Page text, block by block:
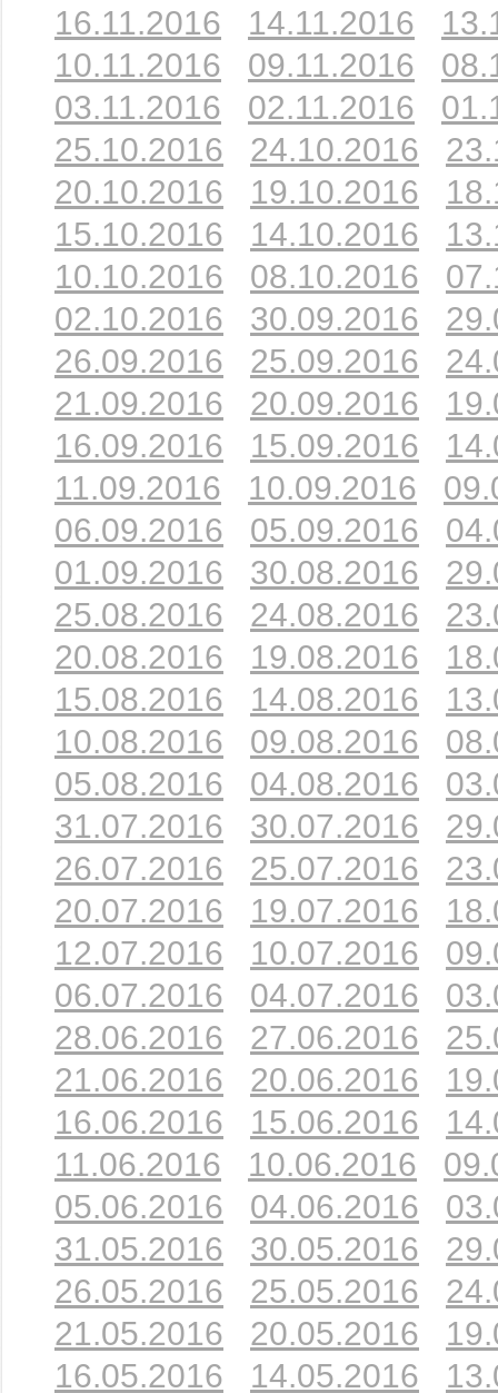
16.11.2016
14.11.2016
10.11.2016
09.11.2016
03.11.2016
02.11.2016
25.10.2016
24.10.2016
20.10.2016
19.10.2016
15.10.2016
14.10.2016
10.10.2016
08.10.2016
02.10.2016
30.09.2016
26.09.2016
25.09.2016
21.09.2016
20.09.2016
16.09.2016
15.09.2016
11.09.2016
10.09.2016
06.09.2016
05.09.2016
01.09.2016
30.08.2016
25.08.2016
24.08.2016
20.08.2016
19.08.2016
15.08.2016
14.08.2016
10.08.2016
09.08.2016
05.08.2016
04.08.2016
31.07.2016
30.07.2016
26.07.2016
25.07.2016
20.07.2016
19.07.2016
12.07.2016
10.07.2016
06.07.2016
04.07.2016
28.06.2016
27.06.2016
21.06.2016
20.06.2016
16.06.2016
15.06.2016
11.06.2016
10.06.2016
05.06.2016
04.06.2016
31.05.2016
30.05.2016
26.05.2016
25.05.2016
21.05.2016
20.05.2016
16.05.2016
14.05.2016